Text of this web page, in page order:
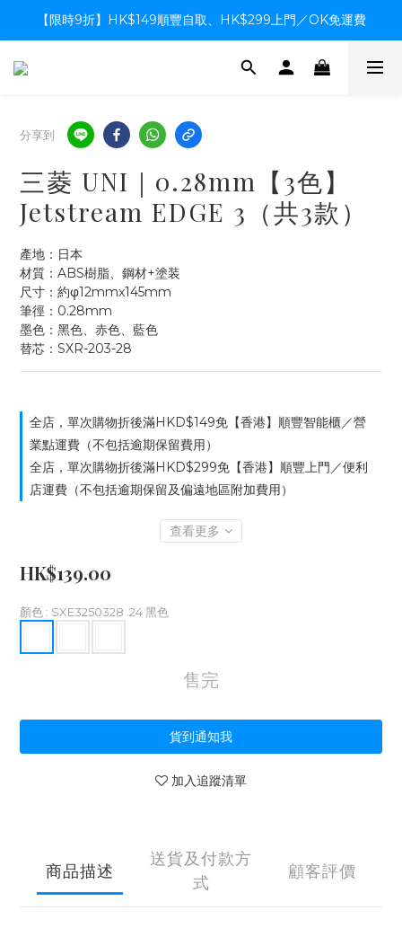
【限時9折】HK$149順豐自取、HK$299上門／OK免運費
【限時9折】HK$149順豐自取、HK$299上門／OK免運費
支付系統升級中，暫停信用卡支付至8月中，造成不便感謝諒解
分享到
三菱 UNI｜0.28mm【3色】
Jetstream EDGE 3（共3款）
產地：日本
材質：ABS樹脂、鋼材+塗装
尺寸：約φ12mmx145mm
筆徑：0.28mm
墨色：黑色、赤色、藍色
替芯：SXR-203-28
全店，單次購物折後滿HKD$149免【香港】順豐智能櫃／營
業點運費（不包括逾期保留費用）
全店，單次購物折後滿HKD$299免【香港】順豐上門／便利
店運費（不包括逾期保留及偏遠地區附加費用）
查看更多
HK$139.00
顏色 : SXE3250328 .24 黑色
售完
貨到通知我
加入追蹤清單
商品描述
送貨及付款方
式
顧客評價